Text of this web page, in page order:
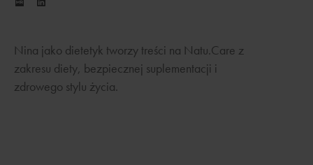
Nina jako dietetyk tworzy treści na Natu.Care z
zakresu diety, bezpiecznej suplementacji i
zdrowego stylu życia.